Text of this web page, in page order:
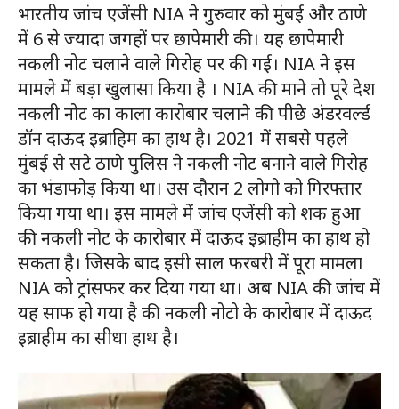
भारतीय जांच एजेंसी NIA ने गुरुवार को मुंबई और ठाणे
में 6 से ज्यादा जगहों पर छापेमारी की। यह छापेमारी
नकली नोट चलाने वाले गिरोह पर की गई। NIA ने इस
मामले में बड़ा खुलासा किया है । NIA की माने तो पूरे देश
नकली नोट का काला कारोबार चलाने की पीछे अंडरवर्ल्ड
डॉन दाऊद इब्राहिम का हाथ है। 2021 में सबसे पहले
मुंबई से सटे ठाणे पुलिस ने नकली नोट बनाने वाले गिरोह
का भंडाफोड़ किया था। उस दौरान 2 लोगो को गिरफ्तार
किया गया था। इस मामले में जांच एजेंसी को शक हुआ
की नकली नोट के कारोबार में दाऊद इब्राहीम का हाथ हो
सकता है। जिसके बाद इसी साल फरबरी में पूरा मामला
NIA को ट्रांसफर कर दिया गया था। अब NIA की जांच में
यह साफ हो गया है की नकली नोटो के कारोबार में दाऊद
इब्राहीम का सीधा हाथ है।